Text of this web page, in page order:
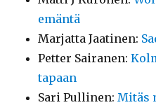
emäntä
Marjatta Jaatinen:
Petter Sairanen:
tapaan
Sari Pullinen: Mitäs